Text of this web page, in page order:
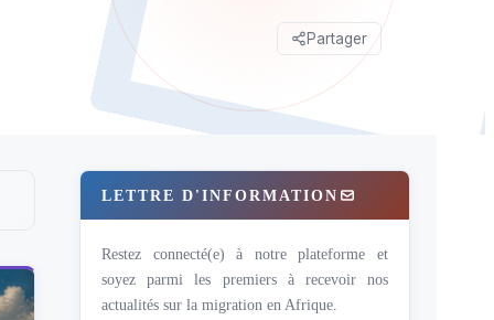
Partager
LETTRE D'INFORMATION
Restez connecté(e) à notre plateforme et
soyez parmi les premiers à recevoir nos
actualités sur la migration en Afrique.